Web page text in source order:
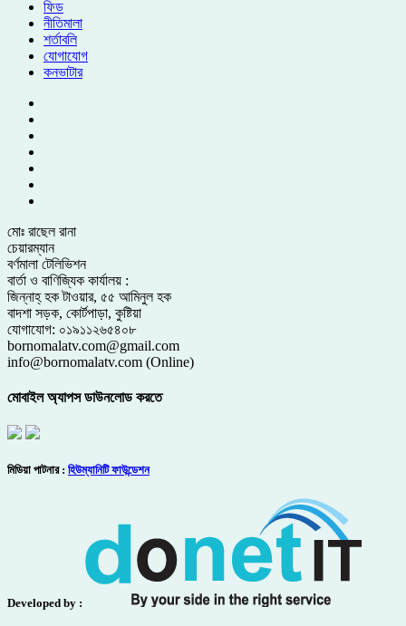
ফিড
নীতিমালা
শর্তাবলি
যোগাযোগ
কনভাটার
মোঃ রাছেল রানা
চেয়ারম্যান
বর্ণমালা টেলিভিশন
বার্তা ও বাণিজ্যিক কার্যালয় :
জিন্নাহ্ হক টাওয়ার, ৫৫ আমিনুল হক
বাদশা সড়ক, কোর্টপাড়া, কুষ্টিয়া
যোগাযোগ: ০১৯১১২৬৫৪০৮
bornomalatv.com@gmail.com
info@bornomalatv.com (Online)
মোবাইল অ্যাপস ডাউনলোড করতে
মিডিয়া পাটনার : হিউম্যানিটি ফাউন্ডেশন
Developed by :